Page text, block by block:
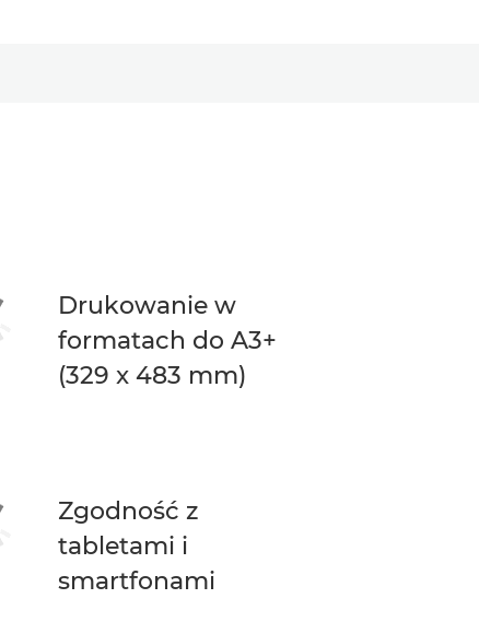
Drukowanie w
formatach do A3+
(329 x 483 mm)
Zgodność z
tabletami i
smartfonami